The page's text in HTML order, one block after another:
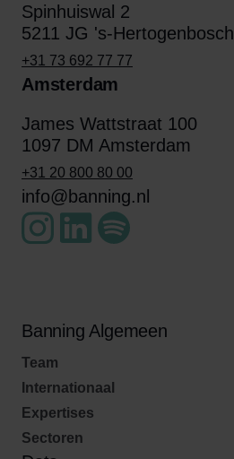
Spinhuiswal 2
5211 JG 's-Hertogenbosch
+31 73 692 77 77
Amsterdam
James Wattstraat 100
1097 DM Amsterdam
+31 20 800 80 00
info@banning.nl
Banning Algemeen
Team
Internationaal
Expertises
Sectoren